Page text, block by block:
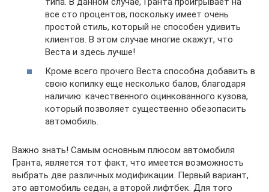
все сто процентов, поскольку имеет очень
простой стиль, который не способен удивить
клиентов. В этом случае многие скажут, что
Веста и здесь лучше!
Кроме всего прочего Веста способна добавить в
свою копилку еще несколько балов, благодаря
наличию: качественного оцинкованного кузова,
который позволяет существенно обезопасить
автомобиль.
Важно знать! Самым основным плюсом автомобиля
Гранта, является тот факт, что имеется возможность
выбрать две различных модификации. Первый вариант,
это автомобиль седан, а второй лифтбек. Для того